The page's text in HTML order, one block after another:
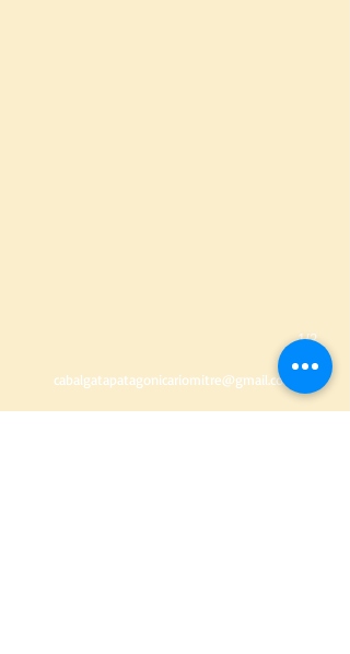
1/2
cabalgatapatagonicariomitre@gmail.com